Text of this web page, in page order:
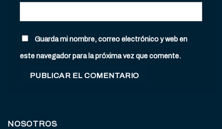
Guarda mi nombre, correo electrónico y web en
este navegador para la próxima vez que comente.
NOSOTROS